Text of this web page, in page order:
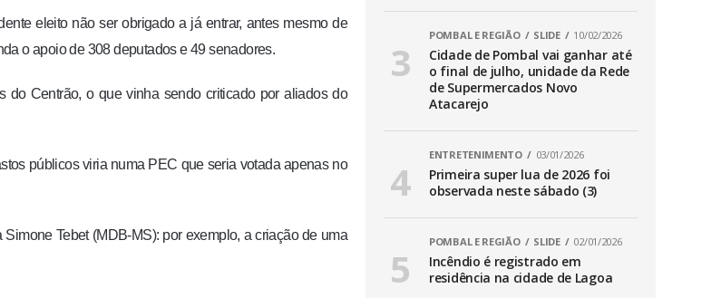
eleito não ser obrigado a já entrar, antes mesmo de
o apoio de 308 deputados e 49 senadores.
do Centrão, o que vinha sendo criticado por aliados do
públicos viria numa PEC que seria votada apenas no
Tebet (MDB-MS): por exemplo, a criação de uma
POMBAL E REGIÃO SLIDE 10/02/2026
Cidade de Pombal vai ganhar até
o final de julho, unidade da Rede
de Supermercados Novo
Atacarejo
ENTRETENIMENTO 03/01/2026
Primeira super lua de 2026 foi
observada neste sábado (3)
POMBAL E REGIÃO SLIDE 02/01/2026
Incêndio é registrado em
residência na cidade de Lagoa